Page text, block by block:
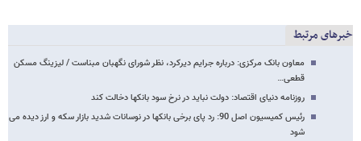
خبرهای مرتبط
معاون بانک مرکزی: درباره جرایم دیرکرد، نظر شورای نگهبان مبناست / لیزینگ مسکن
قطعی…
روزنامه دنیای اقتصاد: دولت نباید در نرخ سود بانکها دخالت کند
رئیس کمیسیون اصل 90: رد پای برخی بانکها در نوسانات شدید بازار سکه و ارز دیده می
شود